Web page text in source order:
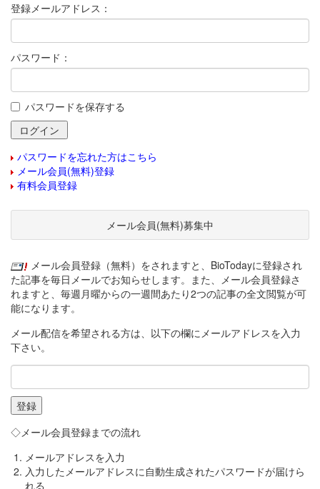
登録メールアドレス：
パスワード：
パスワードを保存する
パスワードを忘れた方はこちら
メール会員(無料)登録
有料会員登録
メール会員(無料)募集中
メール会員登録（無料）をされますと、BioTodayに登録され
た記事を毎日メールでお知らせします。また、メール会員登録さ
れますと、毎週月曜からの一週間あたり2つの記事の全文閲覧が可
能になります。
メール配信を希望される方は、以下の欄にメールアドレスを入力
下さい。
◇メール会員登録までの流れ
メールアドレスを入力
入力したメールアドレスに自動生成されたパスワードが届けら
れる